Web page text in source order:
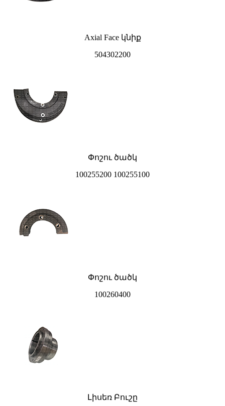
Axial Face կնիք
504302200
Փոշու ծածկ
100255200 100255100
Փոշու ծածկ
100260400
Լիսեռ Բուշը